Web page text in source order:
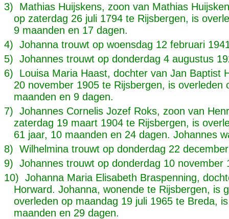
3) Mathias Huijskens, zoon van Mathias
op zaterdag 26 juli 1794 te Rijsbergen, is
9 maanden en 17 dagen.
4) Johanna trouwt op woensdag 12 februari
5) Johannes trouwt op donderdag 4 augustus
6) Louisa Maria Haast, dochter van Jan Baptist
20 november 1905 te Rijsbergen, is
maanden en 9 dagen.
7) Johannes Cornelis Jozef Roks, zoon van
zaterdag 19 maart 1904 te Rijsbergen, is
61 jaar, 10 maanden en 24 dagen. Johannes
8) Wilhelmina trouwt op donderdag 22
9) Johannes trouwt op donderdag 10 november
10) Johanna Maria Elisabeth Braspenning,
Horward. Johanna, wonende te Rijsbergen, is
overleden op maandag 19 juli 1965 te Breda,
maanden en 29 dagen.